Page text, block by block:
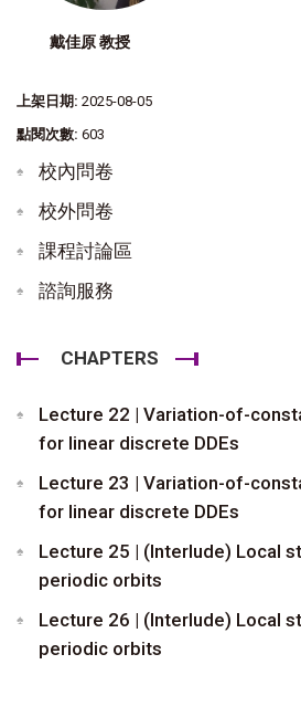
戴佳原 教授
上架日期: 2025-08-05
點閱次數: 603
校內問卷
校外問卷
課程討論區
諮詢服務
CHAPTERS
Lecture 22 | Variation-of-
for linear discrete DDEs
Lecture 23 | Variation-of-
for linear discrete DDEs
Lecture 25 | (Interlude) Local
periodic orbits
Lecture 26 | (Interlude) Local
periodic orbits